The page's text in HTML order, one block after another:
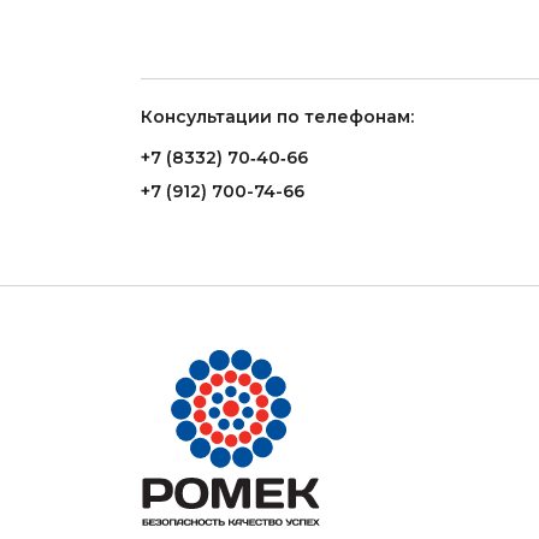
Консультации по телефонам:
+7 (8332) 70‑40‑66
+7 (912) 700-74-66